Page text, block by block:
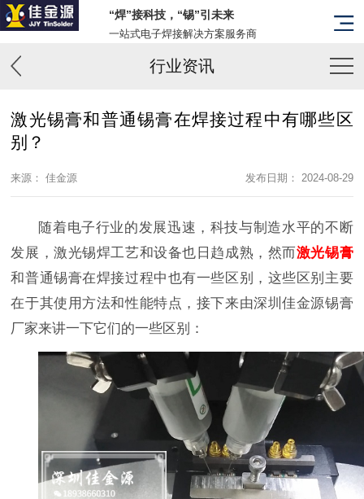
“焊”接科技，“锡”引未来
一站式电子焊接解决方案服务商
行业资讯
激光锡膏和普通锡膏在焊接过程中有哪些区
别？
来源： 佳金源 发布日期： 2024-08-29
随着电子行业的发展迅速，科技与制造水平的不断
发展，激光锡焊工艺和设备也日趋成熟，然而激光锡膏
和普通锡膏在焊接过程中也有一些区别，这些区别主要
在于其使用方法和性能特点，接下来由深圳佳金源锡膏
厂家来讲一下它们的一些区别：